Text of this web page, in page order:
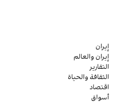
إيران
إيران والعالم
التقارير
الثقافة والحياة
اقتصاد
أسواق